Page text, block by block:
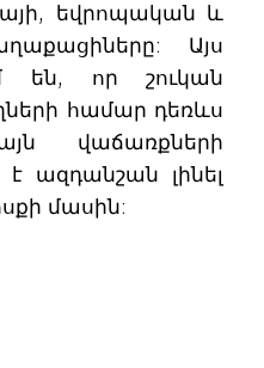
եվրոպական և
Այս
են, որ շուկան
համար դեռևս
վաճառքների
է ազդանշան լինել
մասին: